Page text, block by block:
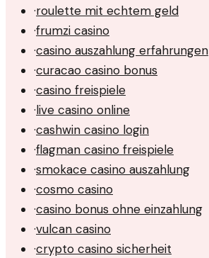
·roulette mit echtem geld
·frumzi casino
·casino auszahlung erfahrungen
·curacao casino bonus
·casino freispiele
·live casino online
·cashwin casino login
·flagman casino freispiele
·smokace casino auszahlung
·cosmo casino
·casino bonus ohne einzahlung
·vulcan casino
·crypto casino sicherheit